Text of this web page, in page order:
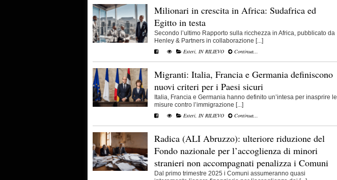
Milionari in crescita in Africa: Sudafrica ed
Egitto in testa
Secondo l’ultimo Rapporto sulla ricchezza in Africa, pubblicato da
Henley & Partners in collaborazione [...]
Esteri, IN RILIEVO Continua...
Migranti: Italia, Francia e Germania definiscono
nuovi criteri per i Paesi sicuri
Italia, Francia e Germania hanno definito un’intesa per inasprire le
misure contro l’immigrazione [...]
Esteri, IN RILIEVO Continua...
Radica (ALI Abruzzo): ulteriore riduzione del
Fondo nazionale per l’accoglienza di minori
stranieri non accompagnati penalizza i Comuni
Dal primo trimestre 2025 i Comuni assumeranno quasi